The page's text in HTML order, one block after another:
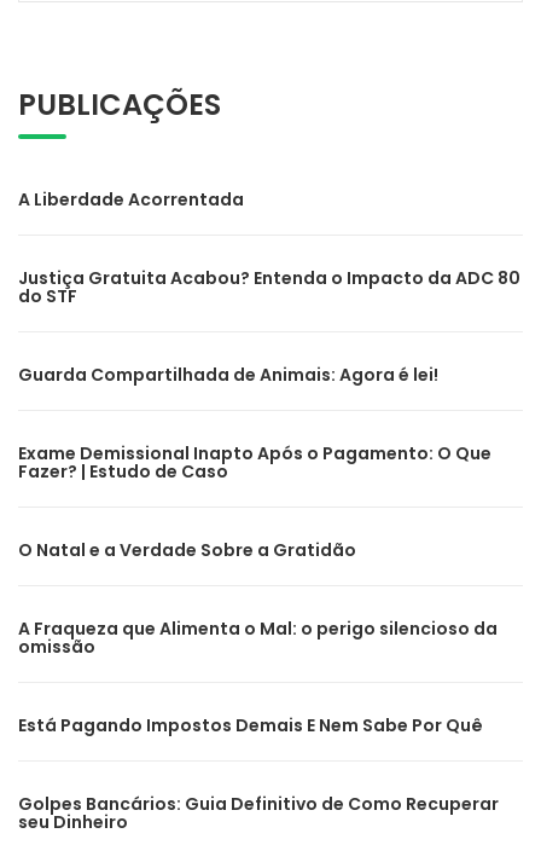
PUBLICAÇÕES
A Liberdade Acorrentada
Justiça Gratuita Acabou? Entenda o Impacto da ADC 80
do STF
Guarda Compartilhada de Animais: Agora é lei!
Exame Demissional Inapto Após o Pagamento: O Que
Fazer? | Estudo de Caso
O Natal e a Verdade Sobre a Gratidão
A Fraqueza que Alimenta o Mal: o perigo silencioso da
omissão
Está Pagando Impostos Demais E Nem Sabe Por Quê
Golpes Bancários: Guia Definitivo de Como Recuperar
seu Dinheiro